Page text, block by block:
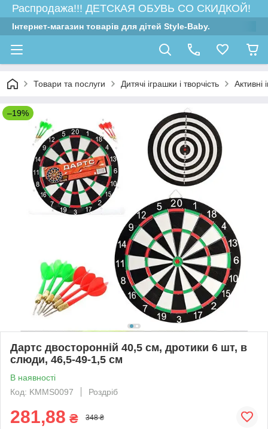
Распродажа!!! ДЕТСКАЯ ОБУВЬ СО СКИДКОЙ!
Інтернет-магазин товарів для дітей Style-Baby.
Товари та послуги Дитячі іграшки і творчість Активні
–19%
Дартс двосторонній 40,5 см, дротики 6 шт, в
слюди, 46,5-49-1,5 см
В наявності
Код: KMMS0097
Роздріб
281,88 ₴ 348 ₴